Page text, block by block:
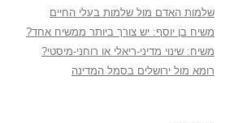
שלמות האדם מול שלמות בעלי החיים
משיח בן יוסף: יש צורך ביותר ממשיח אחד?
משיח: שינוי מדיני-ריאלי או רוחני-מיסטי?
רומא מול ירושלים בסמל המדינה